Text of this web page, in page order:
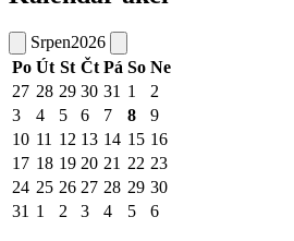
Srpen2026
Po Út St Čt Pá So Ne
27 28 29 30 31 1
2
3
4 5 6 7 8
9
10 11 12 13 14 15 16
17 18 19 20 21 22 23
24 25 26 27 28 29 30
31 1 2 3 4 5 6